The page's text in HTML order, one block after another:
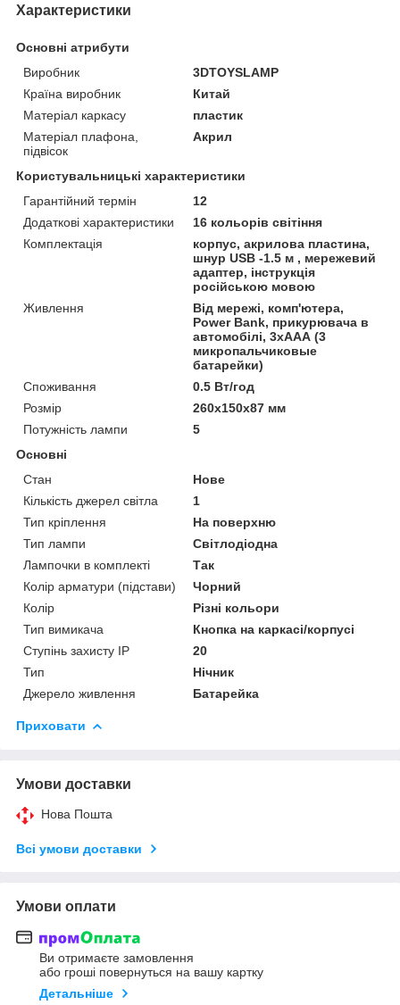
Характеристики
Основні атрибути
Виробник
3DTOYSLAMP
Країна виробник
Китай
Матеріал каркасу
пластик
Матеріал плафона,
підвісок
Акрил
Користувальницькі характеристики
Гарантійний термін
12
Додаткові характеристики
16 кольорів світіння
Комплектація
корпус, акрилова пластина,
шнур USB -1.5 м , мережевий
адаптер, інструкція
російською мовою
Живлення
Від мережі, комп'ютера,
Power Bank, прикурювача в
автомобілі, 3хААА (3
микропальчиковые
батарейки)
Споживання
0.5 Вт/год
Розмір
260х150х87 мм
Потужність лампи
5
Основні
Стан
Нове
Кількість джерел світла
1
Тип кріплення
На поверхню
Тип лампи
Світлодіодна
Лампочки в комплекті
Так
Колір арматури (підстави)
Чорний
Колір
Різні кольори
Тип вимикача
Кнопка на каркасі/корпусі
Ступінь захисту IP
20
Тип
Нічник
Джерело живлення
Батарейка
Приховати
Умови доставки
Нова Пошта
Всі умови доставки
Умови оплати
Ви отримаєте замовлення
або гроші повернуться на вашу картку
Детальніше